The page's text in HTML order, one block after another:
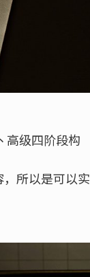
高级四阶段构
所以是可以实